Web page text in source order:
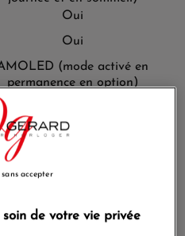
Oui
Oui
(mode activé en
permanence en option)
5 ATM, natation
Oui
de votre vie privée
accepter